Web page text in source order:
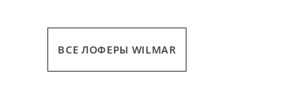
ВСЕ ЛОФЕРЫ WILMAR